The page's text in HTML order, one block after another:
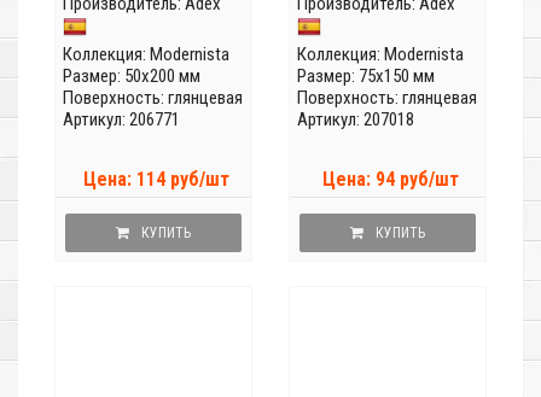
Коллекция: Modernista
Размер: 50x200 мм
Поверхность: глянцевая
Артикул: 206771
Цена: 114 руб/шт
КУПИТЬ
Коллекция: Modernista
Размер: 75x150 мм
Поверхность: глянцевая
Артикул: 207018
Цена: 94 руб/шт
КУПИТЬ